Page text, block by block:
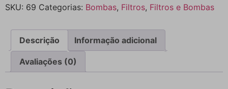
SKU: 69 Categorias: Bombas, Filtros, Filtros e Bombas
Descrição Informação adicional
Avaliações (0)